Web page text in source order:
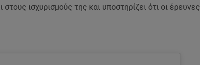
στους ισχυρισμούς της και υποστηρίζει ότι οι έρευνες